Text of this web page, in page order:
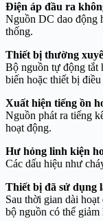
Điện áp đầu ra
Nguồn DC dao động
thống.
Thiết bị thường
Bộ nguồn tự động tắt
biến hoặc thiết bị
Xuất hiện tiếng ồn
Nguồn phát ra tiếng
hoạt động.
Hư hỏng linh kiện
Các dấu hiệu như
Thiết bị đã sử dụng
Sau thời gian dài
bộ nguồn có thể giảm